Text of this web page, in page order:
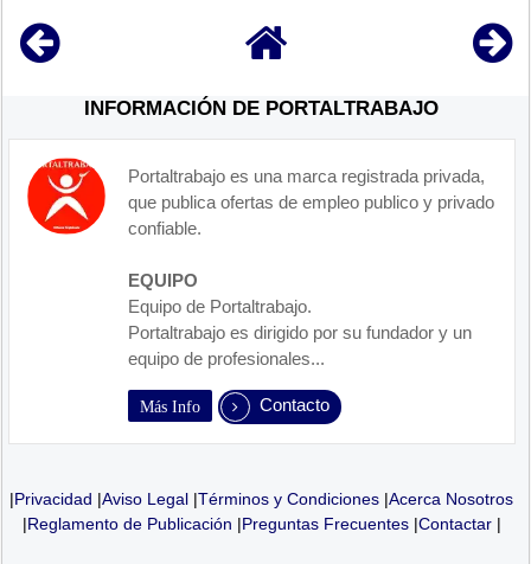
INFORMACIÓN DE PORTALTRABAJO
Portaltrabajo es una marca registrada privada,
que publica ofertas de empleo publico y privado
confiable.
EQUIPO
Equipo de Portaltrabajo.
Portaltrabajo es dirigido por su fundador y un
equipo de profesionales...
Más Info Contacto
|Privacidad |Aviso Legal |Términos y Condiciones |Acerca Nosotros
|Reglamento de Publicación |Preguntas Frecuentes|Contactar|